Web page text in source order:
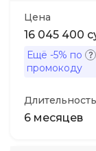
Цена
16 045 400
Ещё -5% по
промокоду
Длительность
6 месяцев
Soft
ДПО
Детям